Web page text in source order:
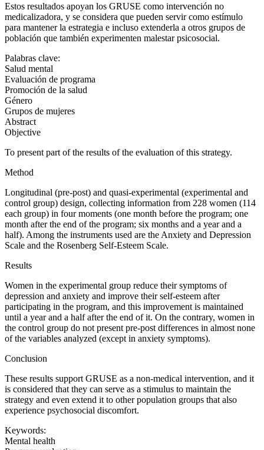
Estos resultados apoyan los GRUSE como intervención no
medicalizadora, y se considera que pueden servir como estímulo
para mantener la estrategia e incluso extenderla a otros grupos de
población que también experimenten malestar psicosocial.
Palabras clave:
Salud mental
Evaluación de programa
Promoción de la salud
Género
Grupos de mujeres
Abstract
Objective
To present part of the results of the evaluation of this strategy.
Method
Longitudinal (pre-post) and quasi-experimental (experimental and
control group) design, collecting information from 228 women (114
each group) in four moments (one month before the program; one
month after the end of the program; six months and a year and a
half). Among the instruments used are the Anxiety and Depression
Scale and the Rosenberg Self-Esteem Scale.
Results
Women in the experimental group reduce their symptoms of
depression and anxiety and improve their self-esteem after
participating in the program, and this improvement is maintained
until a year and a half after the end of it. On the contrary, women in
the control group do not present pre-post differences in almost none
of the variables analyzed (except in anxiety symptoms).
Conclusion
These results support GRUSE as a non-medical intervention, and it
is considered that they can serve as a stimulus to maintain the
strategy and even extend it to other population groups that also
experience psychosocial discomfort.
Keywords:
Mental health